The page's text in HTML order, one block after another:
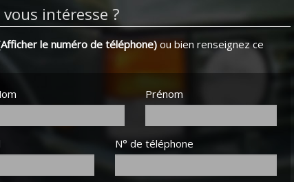
vous intéresse ?
le numéro de téléphone)ou bien renseignez ce
Prénom
N° de téléphone